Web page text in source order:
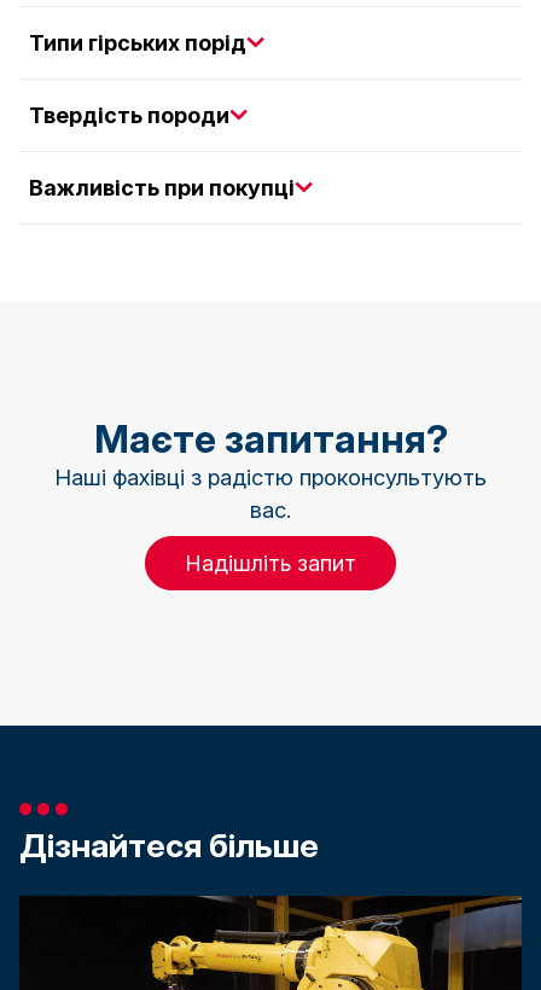
Типи гірських порід
Твердість породи
Важливість при покупці
Маєте запитання?
Наші фахівці з радістю проконсультують
вас.
Надішліть запит
Дізнайтеся більше